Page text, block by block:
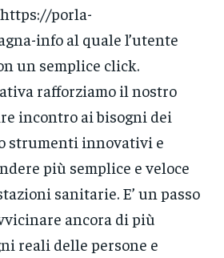
porla-
info al quale l’utente
un semplice click.
rafforziamo il nostro
incontro ai bisogni dei
strumenti innovativi e
più semplice e veloce
sanitarie. E’ un passo
ancora di più
reali delle persone e